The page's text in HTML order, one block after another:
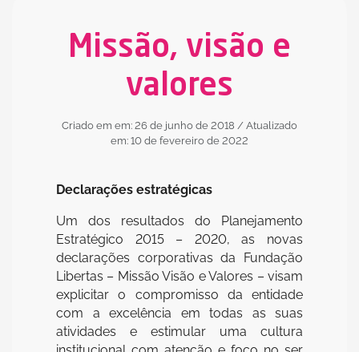
Missão, visão e
valores
Criado em em: 26 de junho de 2018 / Atualizado
em: 10 de fevereiro de 2022
Declarações estratégicas
Um dos resultados do Planejamento
Estratégico 2015 – 2020, as novas
declarações corporativas da Fundação
Libertas – Missão Visão e Valores – visam
explicitar o compromisso da entidade
com a excelência em todas as suas
atividades e estimular uma cultura